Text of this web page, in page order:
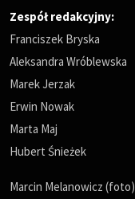
Zespół redakcyjny:
Franciszek Bryska
Aleksandra Wróblewska
Marek Jerzak
Erwin Nowak
Marta Maj
Hubert Śnieżek
Marcin Melanowicz (foto)